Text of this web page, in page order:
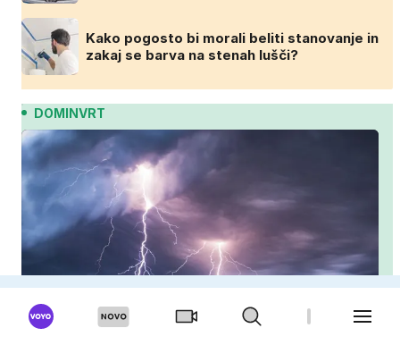
Kako pogosto bi morali beliti stanovanje in
zakaj se barva na stenah lušči?
DOMINVRT
Ko začne grmeti, naredite najprej to: strokovnjaki